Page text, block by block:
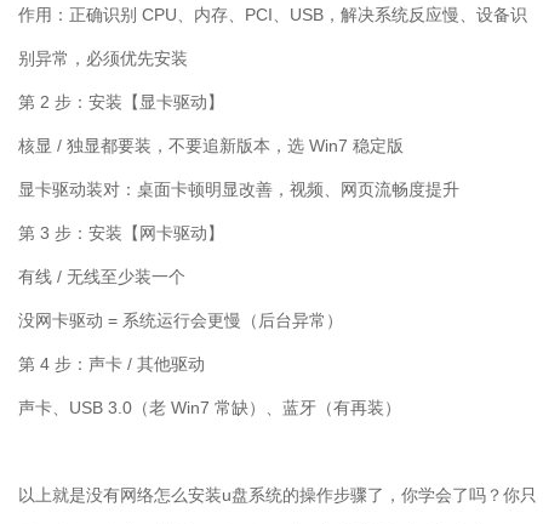
作用：正确识别 CPU 、内存、 PCI USB ，解决系统反应慢、设备识
别异常，必须优先安装
第 2 步：安装【显卡驱动】
核显 / 独显都要装，不要追新版本，选 Win7 稳定版
显卡驱动装对：桌面卡顿明显改善，视频、网页流畅度提升
第 3 步：安装【网卡驱动】
有线 / 无线至少装一个
没网卡驱动 = 系统运行会更慢（后台异常）
第 4 步：声卡 / 其他驱动
声卡、 USB 3.0 （老 Win7 常缺）、蓝牙（有再装）
以上就是没有网络怎么安装u盘系统的操作步骤了，你学会了吗？你只